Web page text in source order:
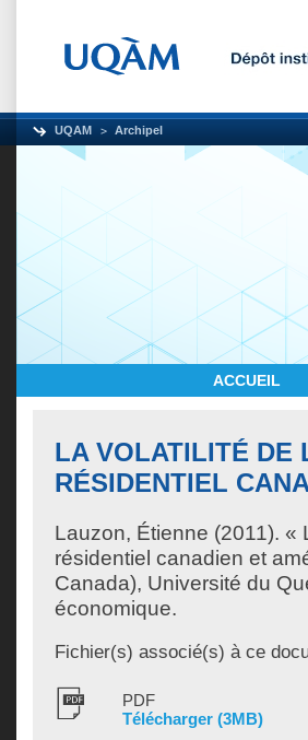
UQAM Archipel
ACCUEIL
LA VOLATILITÉ DE
RÉSIDENTIEL
Lauzon, Étienne (2011). «
résidentiel canadien et
Canada), Université du
économique.
Fichier(s) associé(s) à ce
PDF
Télécharger (3MB)